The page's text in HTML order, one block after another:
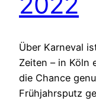
Über Karneval
Zeiten – in Köln
die Chance
Frühjahrsputz